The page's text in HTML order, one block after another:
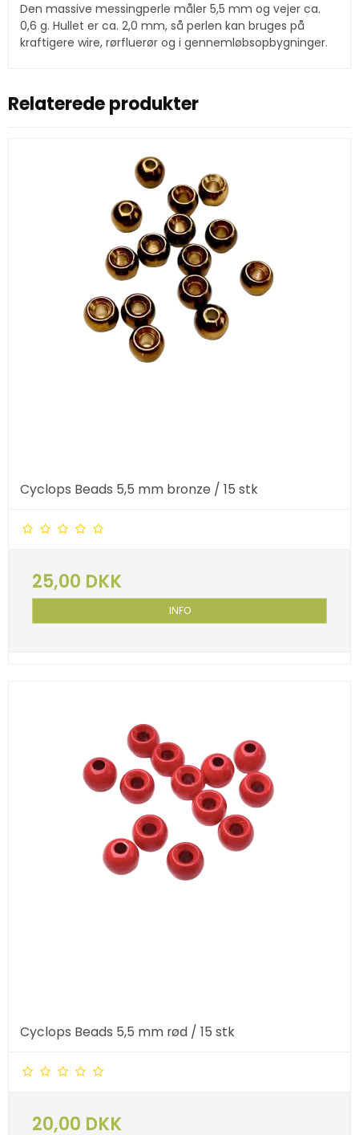
Den massive messingperle måler 5,5 mm og vejer ca.
0,6 g. Hullet er ca. 2,0 mm, så perlen kan bruges på
kraftigere wire, rørfluerør og i gennemløbsopbygninger.
Relaterede produkter
Cyclops Beads 5,5 mm bronze / 15 stk
25,00 DKK
INFO
Cyclops Beads 5,5 mm rød / 15 stk
20,00 DKK